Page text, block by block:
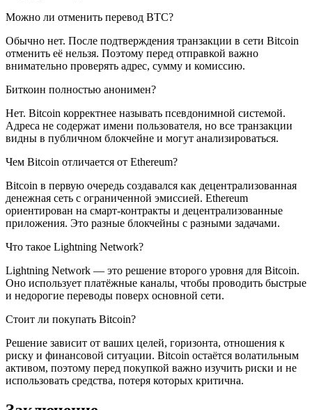
Можно ли отменить перевод BTC?
Обычно нет. После подтверждения транзакции в сети Bitcoin
отменить её нельзя. Поэтому перед отправкой важно
внимательно проверять адрес, сумму и комиссию.
Биткоин полностью анонимен?
Нет. Bitcoin корректнее называть псевдонимной системой.
Адреса не содержат имени пользователя, но все транзакции
видны в публичном блокчейне и могут анализироваться.
Чем Bitcoin отличается от Ethereum?
Bitcoin в первую очередь создавался как децентрализованная
денежная сеть с ограниченной эмиссией. Ethereum
ориентирован на смарт-контракты и децентрализованные
приложения. Это разные блокчейны с разными задачами.
Что такое Lightning Network?
Lightning Network — это решение второго уровня для Bitcoin.
Оно использует платёжные каналы, чтобы проводить быстрые
и недорогие переводы поверх основной сети.
Стоит ли покупать Bitcoin?
Решение зависит от ваших целей, горизонта, отношения к
риску и финансовой ситуации. Bitcoin остаётся волатильным
активом, поэтому перед покупкой важно изучить риски и не
использовать средства, потеря которых критична.